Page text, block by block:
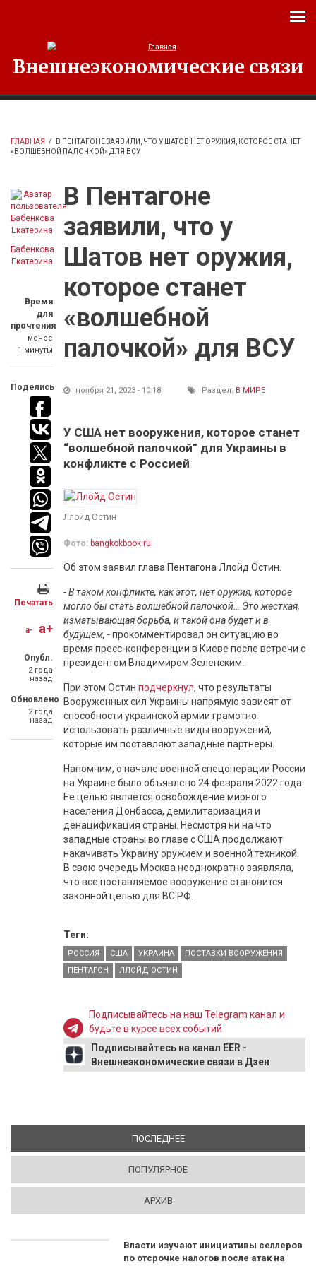
Внешнеэкономические связи
ГЛАВНАЯ /
В ПЕНТАГОНЕ ЗАЯВИЛИ, ЧТО У ШАТОВ НЕТ ОРУЖИЯ, КОТОРОЕ СТАНЕТ
«ВОЛШЕБНОЙ ПАЛОЧКОЙ» ДЛЯ ВСУ
Бабенкова
Екатерина
Время
для
прочтения
менее
1 минуты
Поделись
Печатать
a- a+
Опубл.
2 года
назад
Обновлено
2 года
назад
В Пентагоне
заявили, что у
Шатов нет оружия,
которое станет
«волшебной
палочкой» для ВСУ
ноября 21, 2023 - 10:18 Раздел: В МИРЕ
У США нет вооружения, которое станет
“волшебной палочкой” для Украины в
конфликте с Россией
Ллойд Остин
Фото: bangkokbook.ru
Об этом заявил глава Пентагона Ллойд Остин.
- В таком конфликте, как этот, нет оружия, которое
могло бы стать волшебной палочкой… Это жесткая,
изматывающая борьба, и такой она будет и в
будущем, -прокомментировал он ситуацию во
время пресс-конференции в Киеве после встречи с
президентом Владимиром Зеленским.
При этом Остин подчеркнул, что результаты
Вооруженных сил Украины напрямую зависят от
способности украинской армии грамотно
использовать различные виды вооружений,
которые им поставляют западные партнеры.
Напомним, о начале военной спецоперации России
на Украине было объявлено 24 февраля 2022 года.
Ее целью является освобождение мирного
населения Донбасса, демилитаризация и
денацификация страны. Несмотря ни на что
западные страны во главе с США продолжают
накачивать Украину оружием и военной техникой.
В свою очередь Москва неоднократно заявляла,
что все поставляемое вооружение становится
законной целью для ВС РФ.
Теги:
РОССИЯ США УКРАИНА
ПОСТАВКИ ВООРУЖЕНИЯ
ПЕНТАГОН
ЛЛОЙД ОСТИН
Подписывайтесь на наш Telegram канал и
будьте в курсе всех событий
Подписывайтесь на канал EER -
Внешнеэкономические связи в Дзен
ПОСЛЕДНЕЕ(АКТИВНАЯ ВКЛАДКА)
ПОПУЛЯРНОЕ
АРХИВ
Власти изучают инициативы селлеров
по отсрочке налогов после атак на